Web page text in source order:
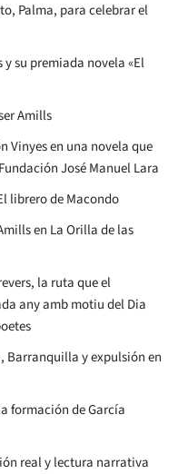
Palma, para celebrar el
su premiada novela «El
Amills
Vinyes en una novela que
José Manuel Lara
librero de Macondo
en La Orilla de las
la ruta que el
any amb motiu del Dia
Barranquilla y expulsión en
formación de García
real y lectura narrativa